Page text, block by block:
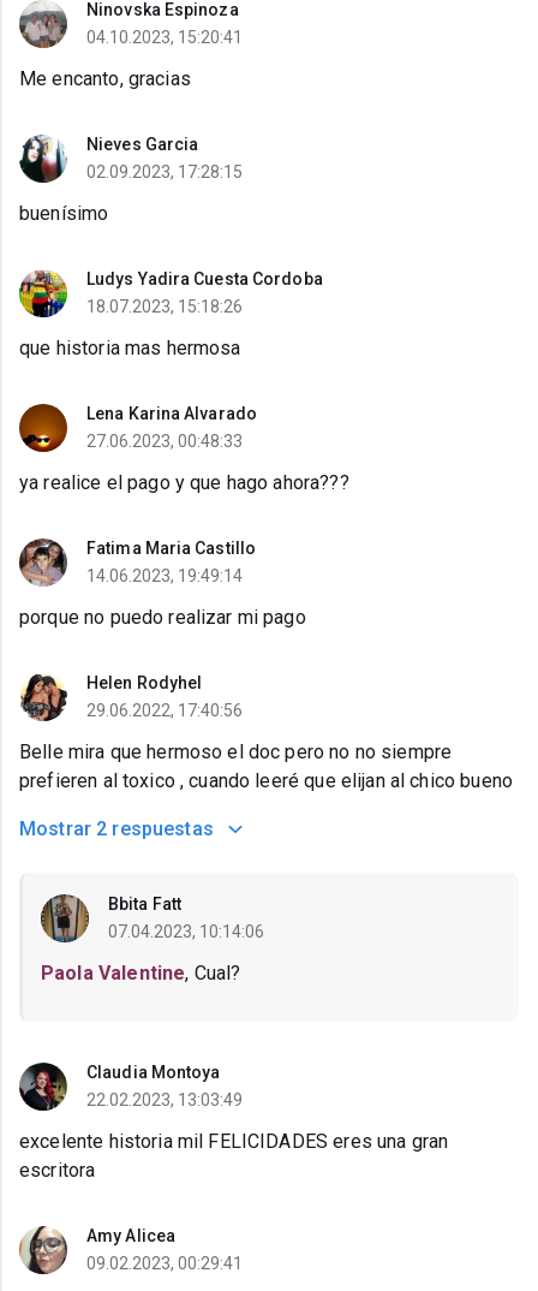
Ninovska Espinoza
04.10.2023, 15:20:41
Me encanto, gracias
Nieves Garcia
02.09.2023, 17:28:15
buenísimo
Ludys Yadira Cuesta Cordoba
18.07.2023, 15:18:26
que historia mas hermosa
Lena Karina Alvarado
27.06.2023, 00:48:33
ya realice el pago y que hago ahora???
Fatima Maria Castillo
14.06.2023, 19:49:14
porque no puedo realizar mi pago
Helen Rodyhel
29.06.2022, 17:40:56
Belle mira que hermoso el doc pero no no siempre
prefieren al toxico , cuando leeré que elijan al chico bueno
Mostrar 2 respuestas
Bbita Fatt
07.04.2023, 10:14:06
Paola Valentine, Cual?
Claudia Montoya
22.02.2023, 13:03:49
excelente historia mil FELICIDADES eres una gran
escritora
Amy Alicea
09.02.2023, 00:29:41